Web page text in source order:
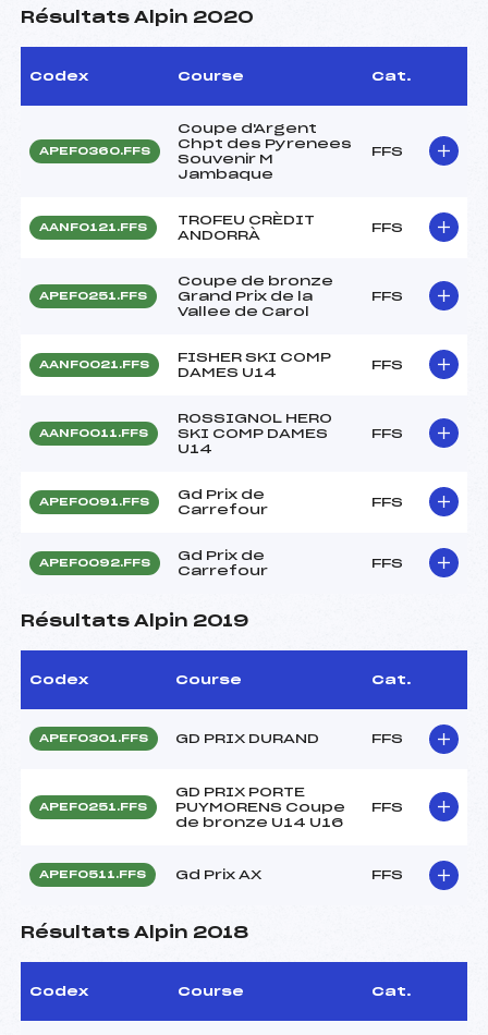
Résultats Alpin 2020
Codex Course Cat.
APEF0360.FFS
Coupe d'Argent
Chpt des Pyrenees
Souvenir M
Jambaque
FFS
AANF0121.FFS
TROFEU CRÈDIT
ANDORRÀ
FFS
APEF0251.FFS
Coupe de bronze
Grand Prix de la
Vallee de Carol
FFS
AANF0021.FFS
FISHER SKI COMP
DAMES U14
FFS
AANF0011.FFS
ROSSIGNOL HERO
SKI COMP DAMES
U14
FFS
APEF0091.FFS
Gd Prix de
Carrefour
FFS
APEF0092.FFS
Gd Prix de
Carrefour
FFS
Résultats Alpin 2019
Codex Course Cat.
APEF0301.FFS GD PRIX DURAND FFS
APEF0251.FFS
GD PRIX PORTE
PUYMORENS Coupe
de bronze U14 U16
FFS
APEF0511.FFS Gd Prix AX FFS
Résultats Alpin 2018
Codex Course Cat.